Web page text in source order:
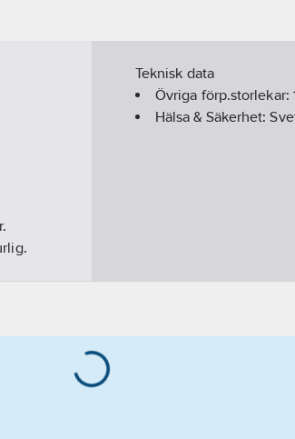
Teknisk data
Övriga förp.storlekar:
Hälsa & Säkerhet: